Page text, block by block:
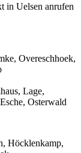
in Uelsen anrufen
Overeschhoek,
Lage,
Osterwald
Höcklenkamp,